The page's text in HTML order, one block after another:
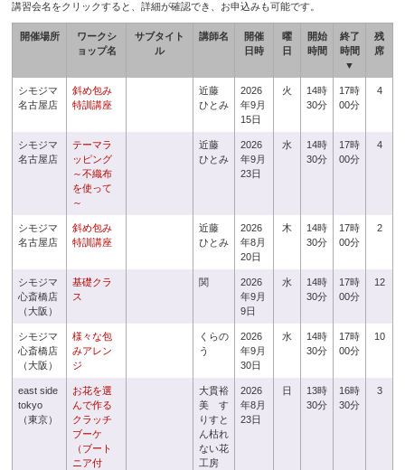
講習会名をクリックすると、詳細が確認でき、お申込みも可能です。
開催場所
ワークシ
ョップ名
サブタイト
ル
講師名
開催
日時
曜
日
開始
時間
終了
時間
▼
残
席
シモジマ
名古屋店
斜め包み
特訓講座
近藤
ひとみ
2026
年9月
15日
火
14時
30分
17時
00分
4
シモジマ
名古屋店
テーマラ
ッピング
～不織布
を使って
～
近藤
ひとみ
2026
年9月
23日
水
14時
30分
17時
00分
4
シモジマ
名古屋店
斜め包み
特訓講座
近藤
ひとみ
2026
年8月
20日
木
14時
30分
17時
00分
2
シモジマ
心斎橋店
（大阪）
基礎クラ
ス
関
2026
年9月
9日
水
14時
30分
17時
00分
12
シモジマ
心斎橋店
（大阪）
様々な包
みアレン
ジ
くらの
う
2026
年9月
30日
水
14時
30分
17時
00分
10
east side
tokyo
（東京）
お花を選
んで作る
クラッチ
ブーケ
（ブート
ニア付
大貫裕
美 す
りすと
ん枯れ
ない花
工房
2026
年8月
23日
日
13時
30分
16時
30分
3